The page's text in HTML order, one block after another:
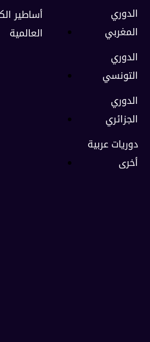
أساطير
العالمية
الدوري
المغربي
الدوري
التونسي
الدوري
الجزائري
دوريات عربية
أخرى